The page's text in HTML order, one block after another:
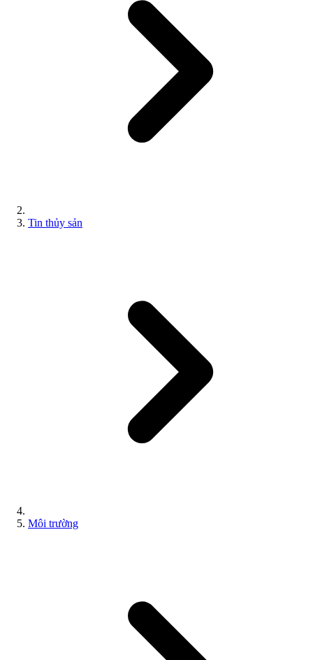
Tin thủy sản
Môi trường